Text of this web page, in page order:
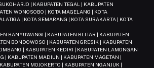
| KABUPATEN TEGAL | KABUPATEN
WONOSOBO | KOTA MAGELANG | KOTA
| KOTA SEMARANG | KOTA SURAKARTA | KOTA
BANYUWANGI | KABUPATEN BLITAR | KABUPATEN
BONDOWOSO | KABUPATEN GRESIK | KABUPATEN
| KABUPATEN KEDIRI | KABUPATEN LAMONGAN
| KABUPATEN MADIUN | KABUPATEN MAGETAN |
MOJOKERTO | KABUPATEN NGANJUK |